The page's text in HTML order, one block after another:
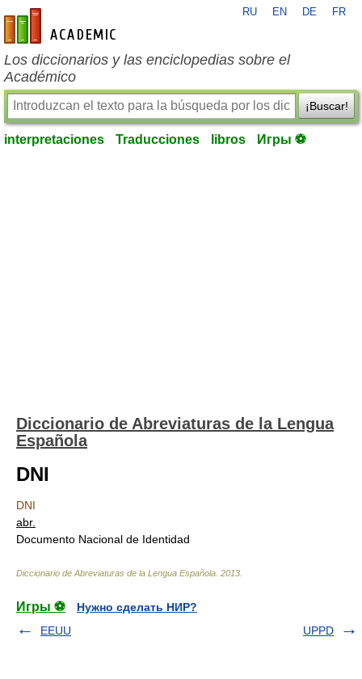
es-academic.com
RU EN DE FR
Los diccionarios y las enciclopedias sobre el
Académico
¡Buscar!
interpretaciones Traducciones libros Игры ⚽
Diccionario de Abreviaturas de la Lengua
Española
DNI
DNI
abr.
Documento Nacional de Identidad
Diccionario de Abreviaturas de la Lengua Española 2013
Игры ⚽
Нужно сделать НИР?
EEUU
UPPD